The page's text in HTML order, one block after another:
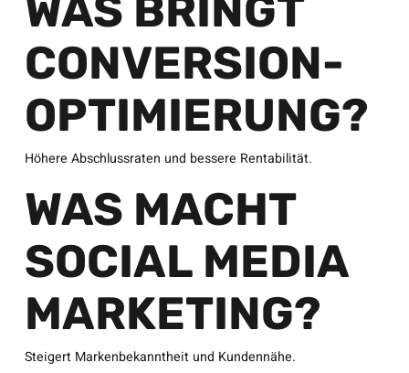
WAS BRINGT
CONVERSION-
OPTIMIERUNG?
Höhere Abschlussraten und bessere Rentabilität.
WAS MACHT
SOCIAL MEDIA
MARKETING?
Steigert Markenbekanntheit und Kundennähe.